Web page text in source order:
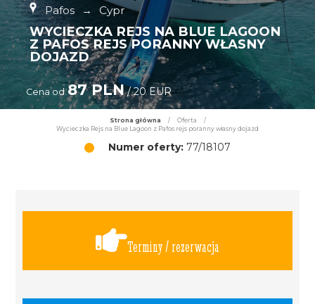
Pafos → Cypr
WYCIECZKA REJS NA BLUE LAGOON
Z PAFOS REJS PORANNY WŁASNY
DOJAZD
Cena od 87 PLN/ 20 EUR
Strona główna / Oferta
/
Wycieczka Rejs na Blue Lagoon z Pafos rejs poranny własny dojazd
Numer oferty: 77/18107
Terminy / rezerwacja